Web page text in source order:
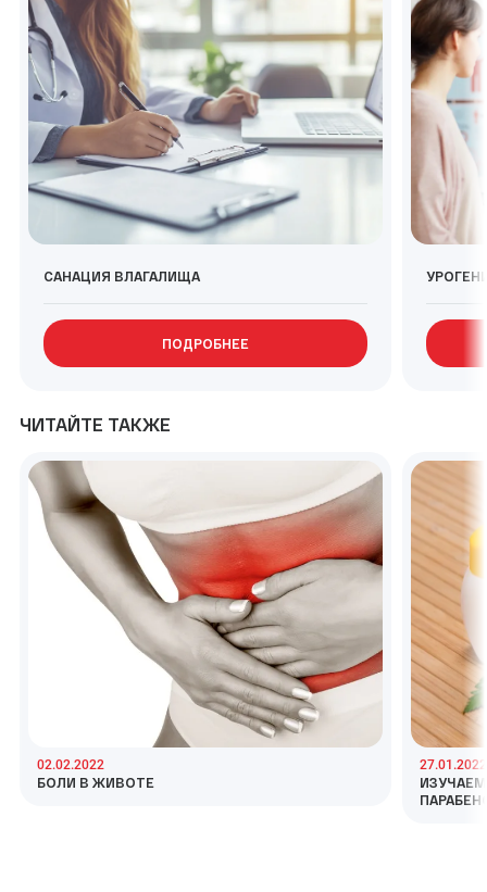
САНАЦИЯ ВЛАГАЛИЩА
ПОДРОБНЕЕ
ЧИТАЙТЕ ТАКЖЕ
02.02.2022
БОЛИ В ЖИВОТЕ
27.01.2022